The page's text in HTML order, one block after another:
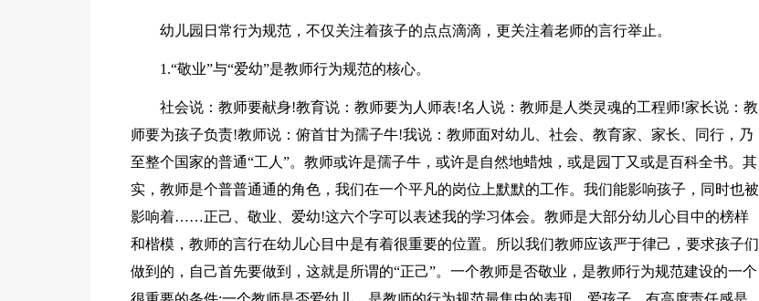
幼儿园日常行为规范，不仅关注着孩子的点点滴滴，更关注着老师的言行举止。
1.“敬业”与“爱幼”是教师行为规范的核心。
社会说：教师要献身!教育说：教师要为人师表!名人说：教师是人类灵魂的工程师!家长说：教
师要为孩子负责!教师说：俯首甘为孺子牛!我说：教师面对幼儿、社会、教育家、家长、同行，乃
至整个国家的普通“工人”。教师或许是孺子牛，或许是自然地蜡烛，或是园丁又或是百科全书。其
实，教师是个普普通通的角色，我们在一个平凡的岗位上默默的工作。我们能影响孩子，同时也被
影响着……正己、敬业、爱幼!这六个字可以表述我的学习体会。教师是大部分幼儿心目中的榜样
和楷模，教师的言行在幼儿心目中是有着很重要的位置。所以我们教师应该严于律己，要求孩子们
做到的，自己首先要做到，这就是所谓的“正己”。一个教师是否敬业，是教师行为规范建设的一个